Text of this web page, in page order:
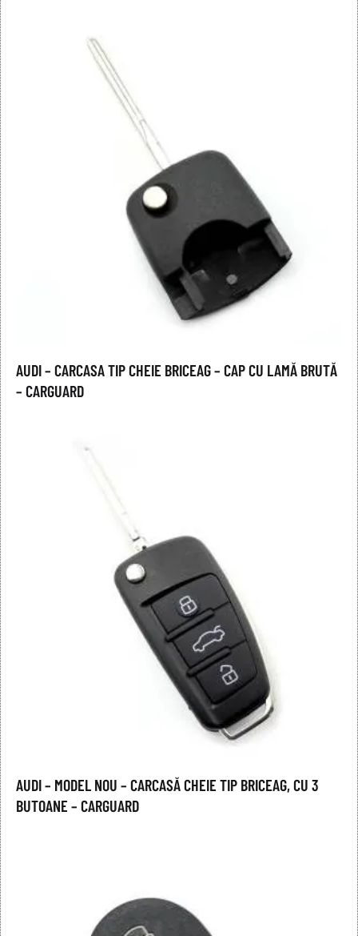
AUDI – CARCASA TIP CHEIE BRICEAG – CAP CU LAMĂ BRUTĂ
– CARGUARD
AUDI – MODEL NOU – CARCASĂ CHEIE TIP BRICEAG, CU 3
BUTOANE – CARGUARD